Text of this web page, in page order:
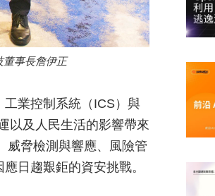
董事長詹伊正
業控制系統（ICS）與
以及人民生活的影響帶來
威脅檢測與響應、風險管
日趨艱鉅的資安挑戰。